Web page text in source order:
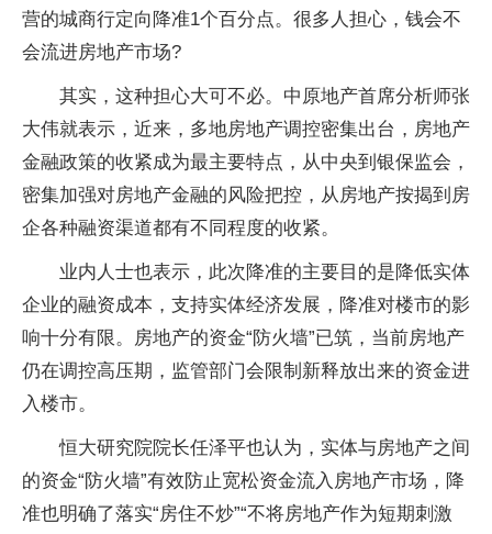
营的城商行定向降准1个百分点。很多人担心，钱会不
会流进房地产市场?
其实，这种担心大可不必。中原地产首席分析师张
大伟就表示，近来，多地房地产调控密集出台，房地产
金融政策的收紧成为最主要特点，从中央到银保监会，
密集加强对房地产金融的风险把控，从房地产按揭到房
企各种融资渠道都有不同程度的收紧。
业内人士也表示，此次降准的主要目的是降低实体
企业的融资成本，支持实体经济发展，降准对楼市的影
响十分有限。房地产的资金“防火墙”已筑，当前房地产
仍在调控高压期，监管部门会限制新释放出来的资金进
入楼市。
恒大研究院院长任泽平也认为，实体与房地产之间
的资金“防火墙”有效防止宽松资金流入房地产市场，降
准也明确了落实“房住不炒”“不将房地产作为短期刺激